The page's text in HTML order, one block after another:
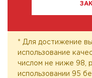
* Для достижение
использование
числом не ниже 98,
использовании 95